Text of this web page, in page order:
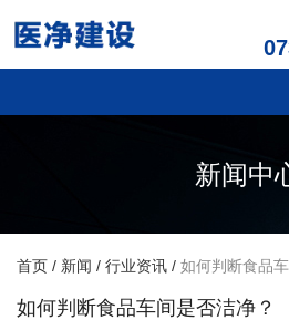
新闻中
首页 / 新闻 / 行业资讯 / 如何判断食品
如何判断食品车间是否洁净？